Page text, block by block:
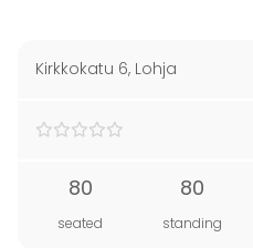
Kirkkokatu 6, Lohja
80
seated
80
standing